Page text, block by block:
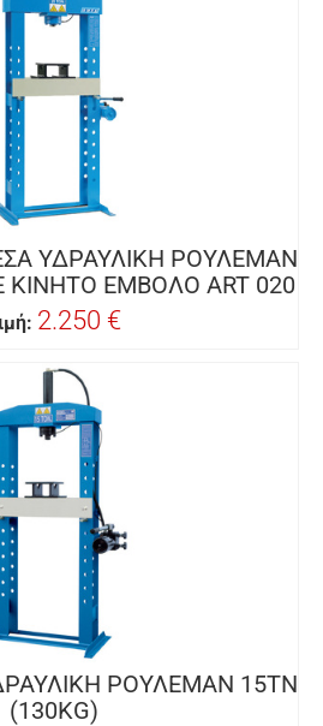
ΥΔΡΑΥΛΙΚΗ ΡΟΥΛΕΜΑΝ
ΚΙΝΗΤΟ ΕΜΒΟΛΟ ART 020
2.250 €
ΡΟΥΛΕΜΑΝ 15ΤΝ
(130KG)